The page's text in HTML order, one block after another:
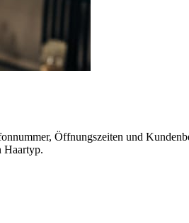
Öffnungszeiten und
Haartyp.